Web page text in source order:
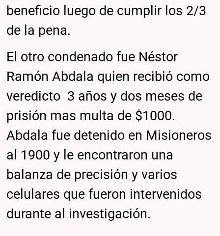
beneficio luego de cumplir los 2/3
de la pena.
El otro condenado fue Néstor
Ramón Abdala quien recibió como
veredicto 3 años y dos meses de
prisión mas multa de $1000.
Abdala fue detenido en Misioneros
al 1900 y le encontraron una
balanza de precisión y varios
celulares que fueron intervenidos
durante al investigación.